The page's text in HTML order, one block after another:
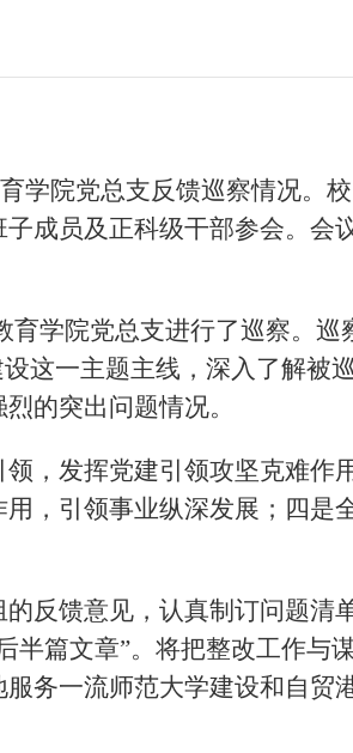
学院党总支反馈巡察情况。
成员及正科级干部参会。会
育学院党总支进行了巡察。巡
这一主题主线，深入了解被
的突出问题情况。
，发挥党建引领攻坚克难作
，引领事业纵深发展；四是
反馈意见，认真制订问题清
半篇文章”。将把整改工作与
务一流师范大学建设和自贸